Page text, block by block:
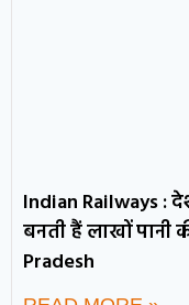
Indian Railways :
बनती हैं लाखों पानी
Pradesh